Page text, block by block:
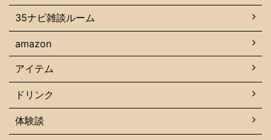
35ナビ雑談ルーム
amazon
アイテム
ドリンク
体験談